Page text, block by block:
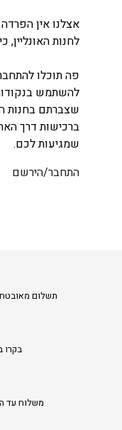
אצלנו אין
לחנות
פה תוכלו
להשתמש
שצברתם בחנות
ברכישות דרך
שמגיעות לכם.
התחבר/הירשם
תשלום
בקרו
משלוח עד